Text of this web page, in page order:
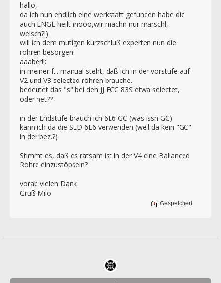
hallo,
da ich nun endlich eine werkstatt gefunden habe die
auch ENGL heilt (nööö,wir machn nur marschl,
weisch?!)
will ich dem mutigen kurzschluß experten nun die
röhren besorgen.
aaaber!!:
in meiner f... manual steht, daß ich in der vorstufe auf
V2 und V3 selected röhren brauche.
bedeutet das "s" bei den JJ ECC 83S etwa selectet,
oder net??
in der Endstufe brauch ich 6L6 GC (was issn GC)
kann ich da die SED 6L6 verwenden (weil da kein "GC"
in der bez.?)
Stimmt es, daß es ratsam ist in der V4 eine Ballanced
Röhre einzustöpseln?
vorab vielen Dank
Gruß Milo
Gespeichert